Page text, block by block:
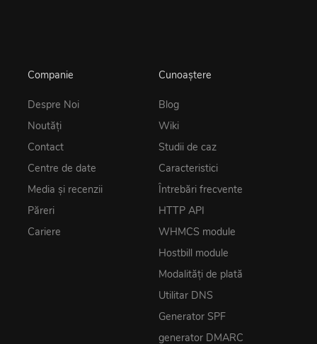
Companie
Despre Noi
Noutăţi
Contact
Centre de date
Media și recenzii
Păreri
Cariere
Cunoaștere
Blog
Wiki
Studii de caz
Caracteristici
Întrebări frecvente
HTTP API
WHMCS module
Hostbill module
Modalități de plată
Utilitar DNS
Generator SPF
generator DMARC